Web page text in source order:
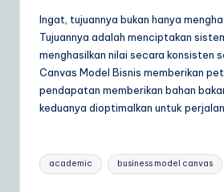
Ingat, tujuannya bukan hanya
Tujuannya adalah menciptakan
menghasilkan nilai secara konsisten
Canvas Model Bisnis memberikan
pendapatan memberikan bahan
keduanya dioptimalkan untuk
Tags:
academic business model canvas